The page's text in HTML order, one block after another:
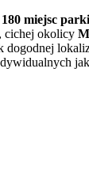
180 miejsc
cichej okolicy
dogodnej